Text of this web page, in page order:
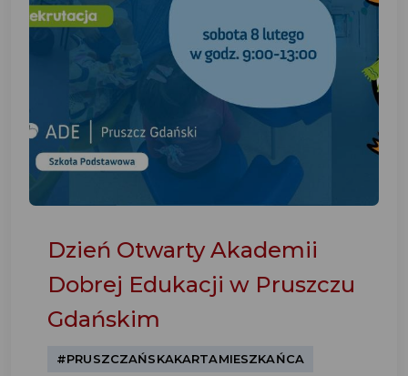
Dzień Otwarty Akademii
Dobrej Edukacji w Pruszczu
Gdańskim
#PRUSZCZAŃSKAKARTAMIESZKAŃCA